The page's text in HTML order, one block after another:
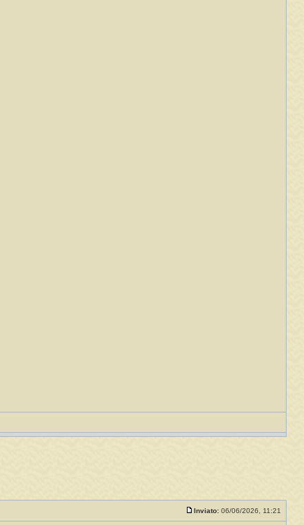
Inviato: 06/06/2026, 11:21